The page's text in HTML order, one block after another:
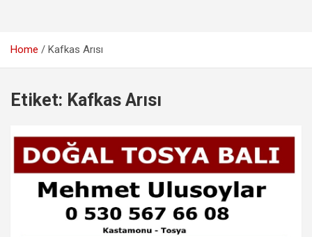
Home Kafkas Arısı
Etiket: Kafkas Arısı